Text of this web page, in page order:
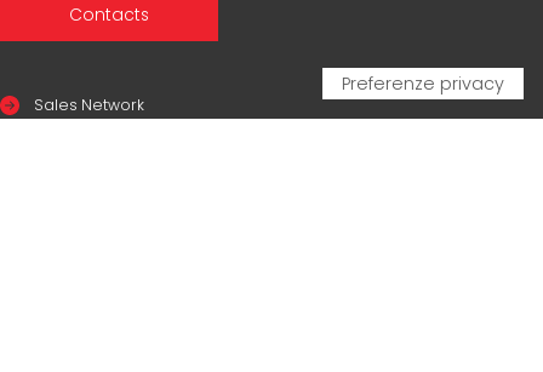
Contacts
Sales Network